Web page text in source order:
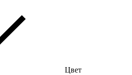
Цвет